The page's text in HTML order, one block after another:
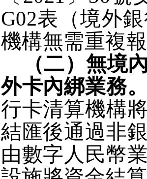
G02表（境外
機構無需重複
（二）無境
外卡內綁業務
行卡清算機構
結匯後通過非
由數字人民幣